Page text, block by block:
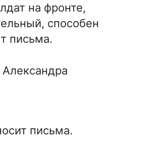
на фронте,
способен
письма.
письма.